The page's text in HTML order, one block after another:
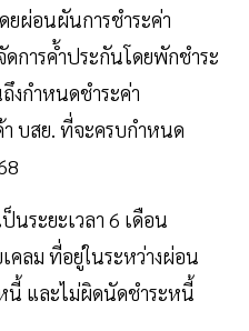
ยผ่อนผันการชำระค่า
การค้ำประกันโดยพักชำระ
งกำหนดชำระค่า
า บสย. ที่จะครบกำหนด
นระยะเวลา 6 เดือน
คลม ที่อยู่ในระหว่างผ่อน
นี้ และไม่ผิดนัดชำระหนี้